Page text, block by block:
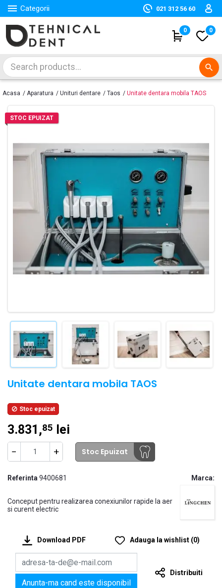
 Categorii 021 312 56 60
0 0
search
Acasa Aparatura Unituri dentare Taos Unitate dentara mobila TAOS
STOC EPUIZAT
Unitate dentara mobila TAOS
 Stoc epuizat
3.831,85 lei
− + Stoc Epuizat
Marca:
Referinta 9400681
Conceput pentru realizarea conexiunilor rapide la aer
si curent electric
Download PDF Adauga la wishlist (0)
Anunta-ma cand este disponibil
Distribuiti